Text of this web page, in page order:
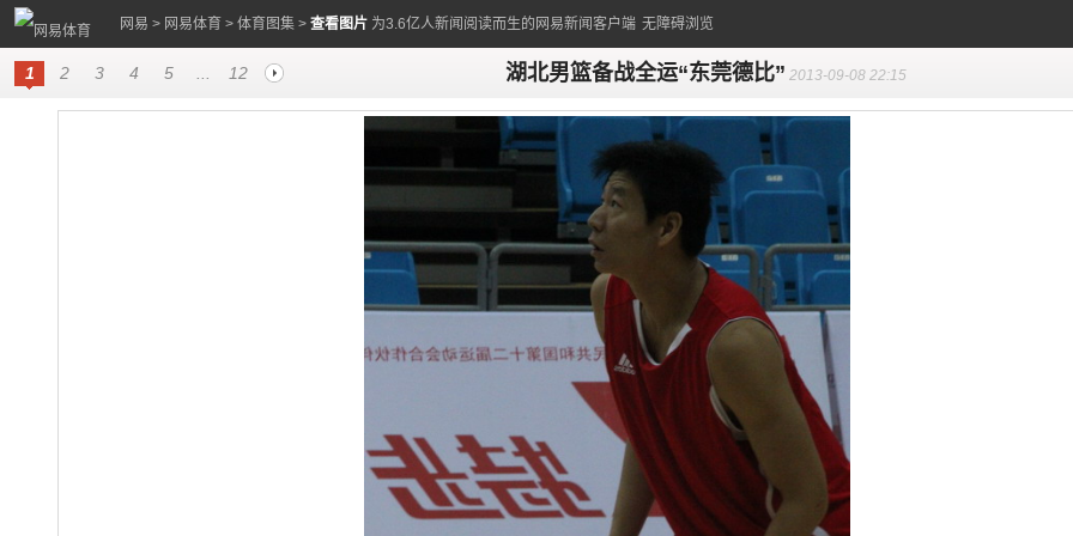
网易 > 网易体育 > 体育图集 > 查看图片 为3.6亿人新闻阅读而生的网易新闻客户端 无障碍浏览
1 2 3 4 5 12 湖北男篮备战全运“东莞德比” 2013-09-08 22:15